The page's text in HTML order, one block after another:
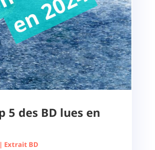
5 des BD lues en
Extrait BD